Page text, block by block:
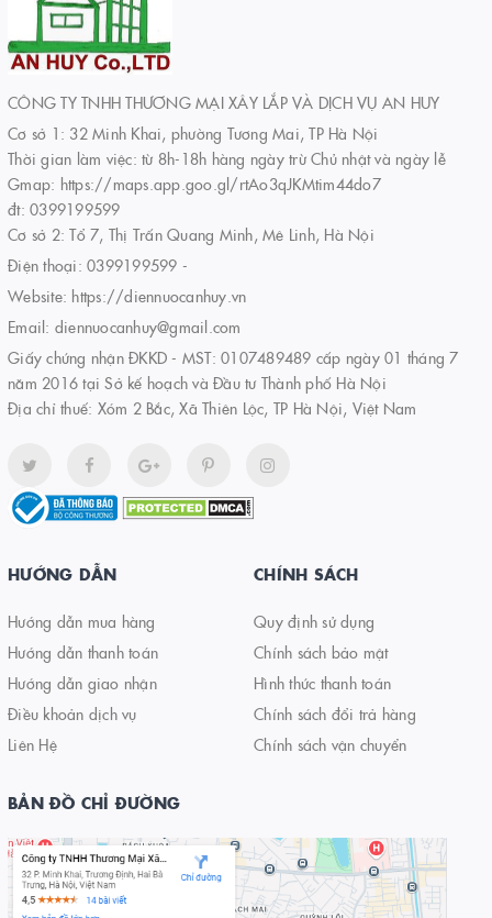
CÔNG TY TNHH THƯƠNG MẠI XÂY LẮP VÀ DỊCH VỤ AN HUY
Cơ sở 1: 32 Minh Khai, phường Tương Mai, TP Hà Nội
Thời gian làm việc: từ 8h-18h hàng ngày trừ Chủ nhật và ngày lễ
Gmap: https://maps.app.goo.gl/rtAo3qJKMtim44do7
đt: 0399199599
Cơ sở 2: Tổ 7, Thị Trấn Quang Minh, Mê Linh, Hà Nội
Điện thoại: 0399199599 -
Website: https://diennuocanhuy.vn
Email: diennuocanhuy@gmail.com
Giấy chứng nhận ĐKKD - MST: 0107489489 cấp ngày 01 tháng 7
năm 2016 tại Sở kế hoạch và Đầu tư Thành phố Hà Nội
Địa chỉ thuế: Xóm 2 Bắc, Xã Thiên Lộc, TP Hà Nội, Việt Nam
HƯỚNG DẪN
Hướng dẫn mua hàng
Hướng dẫn thanh toán
Hướng dẫn giao nhận
Điều khoản dịch vụ
Liên Hệ
CHÍNH SÁCH
Quy định sử dụng
Chính sách bảo mật
Hình thức thanh toán
Chính sách đổi trả hàng
Chính sách vận chuyển
BẢN ĐỒ CHỈ ĐƯỜNG